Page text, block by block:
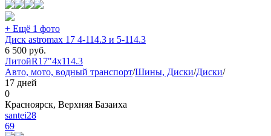
+ Ещё 1 фото
Диск astromax 17 4-114.3 и 5-114.3
6 500 руб.
ЛитойR17"4x114.3
Авто, мото, водный транспорт/Шины, Диски/Диски/
17 дней
0
Красноярск, Верхняя Базаиха
santei28
69